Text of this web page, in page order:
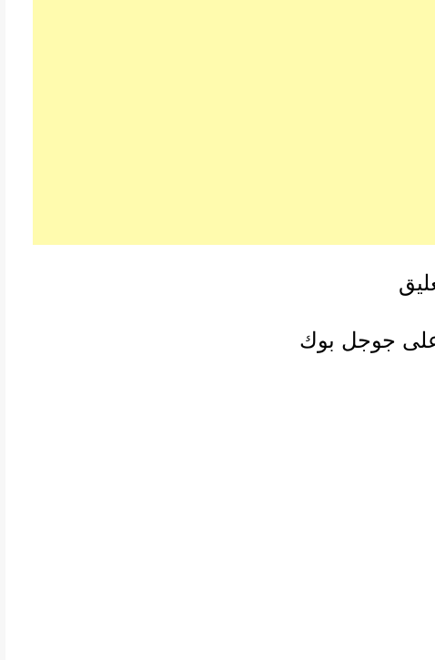
جوجل بوك